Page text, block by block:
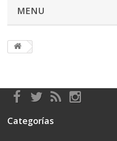
MENU
Categorías